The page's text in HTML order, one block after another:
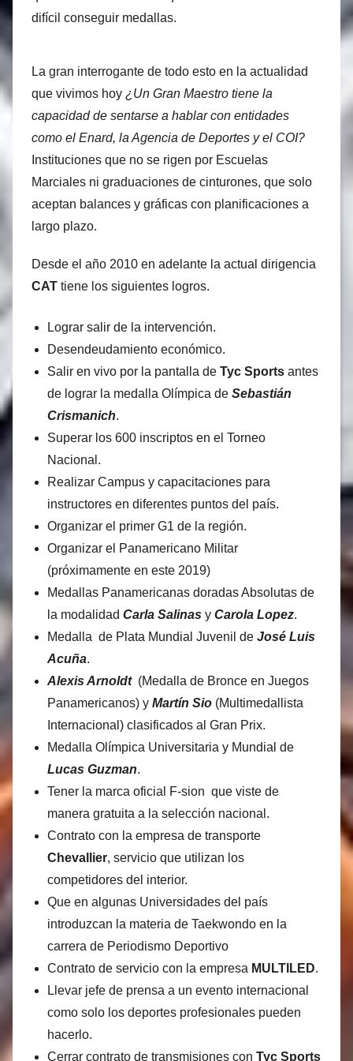
difícil conseguir medallas.
La gran interrogante de todo esto en la actualidad
que vivimos hoy ¿Un Gran Maestro tiene la
capacidad de sentarse a hablar con entidades
como el Enard, la Agencia de Deportes y el COI?
Instituciones que no se rigen por Escuelas
Marciales ni graduaciones de cinturones, que solo
aceptan balances y gráficas con planificaciones a
largo plazo.
Desde el año 2010 en adelante la actual dirigencia
CAT tiene los siguientes logros.
Lograr salir de la intervención.
Desendeudamiento económico.
Salir en vivo por la pantalla de Tyc Sports antes
de lograr la medalla Olímpica de Sebastián
Crismanich.
Superar los 600 inscriptos en el Torneo
Nacional.
Realizar Campus y capacitaciones para
instructores en diferentes puntos del país.
Organizar el primer G1 de la región.
Organizar el Panamericano Militar
(próximamente en este 2019)
Medallas Panamericanas doradas Absolutas de
la modalidad Carla Salinas y Carola Lopez.
Medalla de Plata Mundial Juvenil de José Luis
Acuña.
Alexis Arnoldt(Medalla de Bronce en Juegos
Panamericanos) y Martín Sio (Multimedallista
Internacional) clasificados al Gran Prix.
Medalla Olímpica Universitaria y Mundial de
Lucas Guzman.
Tener la marca oficial F-sion que viste de
manera gratuita a la selección nacional.
Contrato con la empresa de transporte
Chevallier, servicio que utilizan los
competidores del interior.
Que en algunas Universidades del país
introduzcan la materia de Taekwondo en la
carrera de Periodismo Deportivo
Contrato de servicio con la empresa MULTILED.
Llevar jefe de prensa a un evento internacional
como solo los deportes profesionales pueden
hacerlo.
Cerrar contrato de transmisiones con Tyc Sports